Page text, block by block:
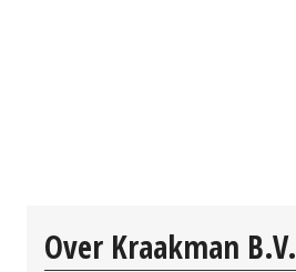
Over Kraakman B.V.